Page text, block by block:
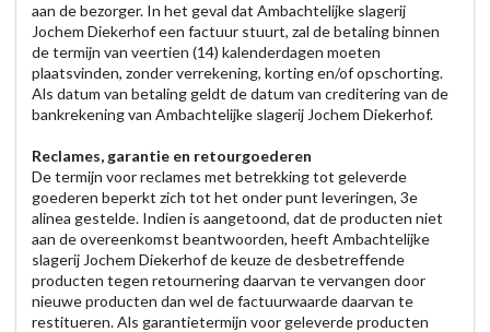
aan de bezorger. In het geval dat Ambachtelijke slagerij
Jochem Diekerhof een factuur stuurt, zal de betaling binnen
de termijn van veertien (14) kalenderdagen moeten
plaatsvinden, zonder verrekening, korting en/of opschorting.
Als datum van betaling geldt de datum van creditering van de
bankrekening van Ambachtelijke slagerij Jochem Diekerhof.
Reclames, garantie en retourgoederen
De termijn voor reclames met betrekking tot geleverde
goederen beperkt zich tot het onder punt leveringen, 3e
alinea gestelde. Indien is aangetoond, dat de producten niet
aan de overeenkomst beantwoorden, heeft Ambachtelijke
slagerij Jochem Diekerhof de keuze de desbetreffende
producten tegen retournering daarvan te vervangen door
nieuwe producten dan wel de factuurwaarde daarvan te
restitueren. Als garantietermijn voor geleverde producten